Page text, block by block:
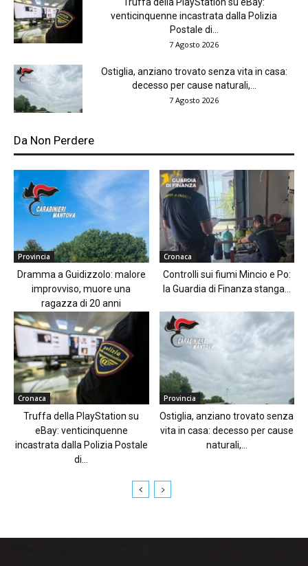
venticinquenne incastrata dalla Polizia
Postale di...
7 Agosto 2026
Ostiglia, anziano trovato senza vita in casa:
decesso per cause naturali,...
7 Agosto 2026
Da Non Perdere
Provincia
Dramma a Guidizzolo: malore
improvviso, muore una
ragazza di 20 anni
Cronaca
Controlli sui fiumi Mincio e Po:
la Guardia di Finanza stanga...
Cronaca
Truffa della PlayStation su
eBay: venticinquenne
incastrata dalla Polizia Postale
di...
Provincia
Ostiglia, anziano trovato senza
vita in casa: decesso per cause
naturali,...